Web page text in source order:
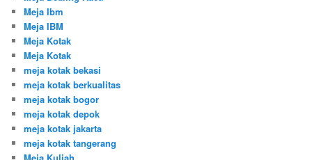
Meja Ibm
Meja IBM
Meja Kotak
Meja Kotak
meja kotak bekasi
meja kotak berkualitas
meja kotak bogor
meja kotak depok
meja kotak jakarta
meja kotak tangerang